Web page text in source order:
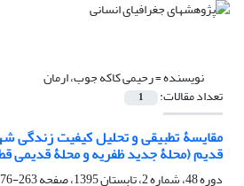
نویسنده =رحیمی کاکه جوب، ارمان
تعداد مقالات: 1
مقایسۀ تطبیقی و تحلیل کیفیت زندگی
قدیم (محلۀ جدید ظفریه و محلۀ قدیمی
دوره 48، شماره 2، تابستان 1395، صفحه
263-276